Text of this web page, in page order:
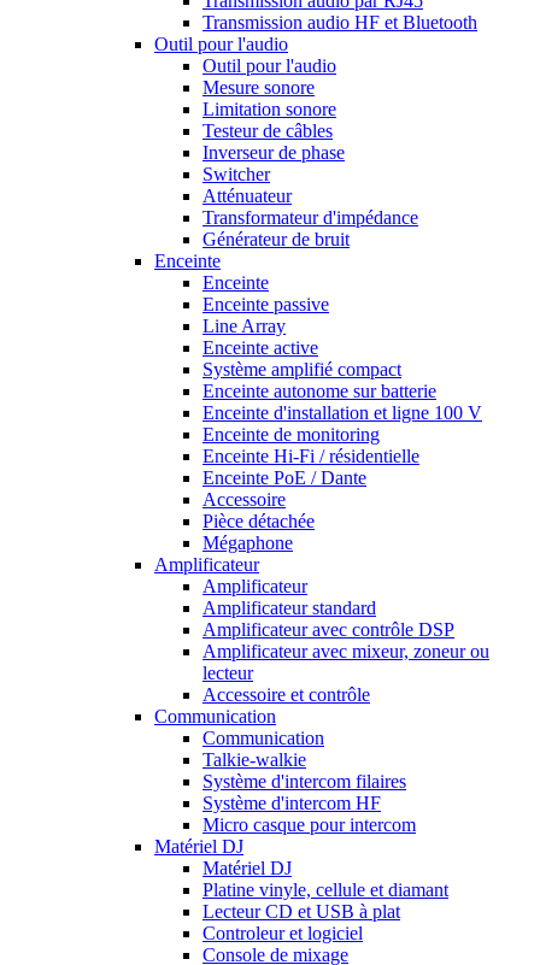
Transmission audio HF et Bluetooth
Outil pour l'audio
Outil pour l'audio
Mesure sonore
Limitation sonore
Testeur de câbles
Inverseur de phase
Switcher
Atténuateur
Transformateur d'impédance
Générateur de bruit
Enceinte
Enceinte
Enceinte passive
Line Array
Enceinte active
Système amplifié compact
Enceinte autonome sur batterie
Enceinte d'installation et ligne 100 V
Enceinte de monitoring
Enceinte Hi-Fi / résidentielle
Enceinte PoE / Dante
Accessoire
Pièce détachée
Mégaphone
Amplificateur
Amplificateur
Amplificateur standard
Amplificateur avec contrôle DSP
Amplificateur avec mixeur, zoneur ou
lecteur
Accessoire et contrôle
Communication
Communication
Talkie-walkie
Système d'intercom filaires
Système d'intercom HF
Micro casque pour intercom
Matériel DJ
Matériel DJ
Platine vinyle, cellule et diamant
Lecteur CD et USB à plat
Controleur et logiciel
Console de mixage